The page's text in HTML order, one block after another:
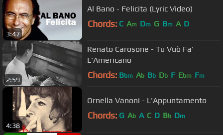
3:47
Al Bano - Felicita (Lyric Video)
Chords: C Am Dm G Bm A D
2:59
Renato Carosone - Tu Vuò Fa'
L'Americano
Chords: Bbm Ab Bb Db F Ebm Fm
4:38
Ornella Vanoni - L'Appuntamento
Chords: G Ab A C D Bb Dm